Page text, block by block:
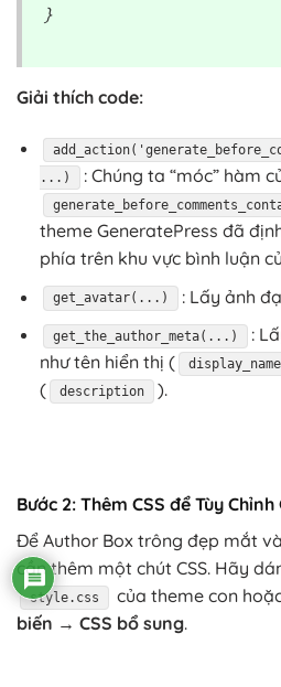
}
Giải thích code:
...)
: Chúng ta “móc” hàm
theme GeneratePress đã
phía trên khu vực bình luận
get_avatar(...) : Lấy ảnh
get_the_author_meta(...)
:
như tên hiển thị (
display_name
(
description ).
Bước 2: Thêm CSS để Tùy
Để Author Box trông đẹp mắt
cần thêm một chút CSS. Hãy
style.css của theme con
biến → CSS bổ sung.